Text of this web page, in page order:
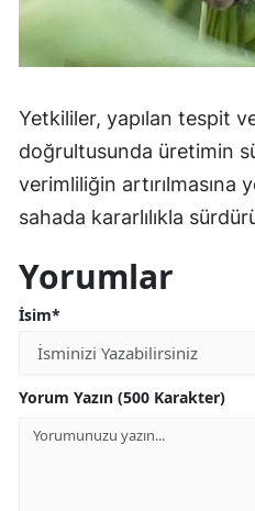
Yetkililer, yapılan tespit
doğrultusunda üretimin
verimliliğin artırılmasına
sahada kararlılıkla
Yorumlar
İsim*
Yorum Yazın (500 Karakter)